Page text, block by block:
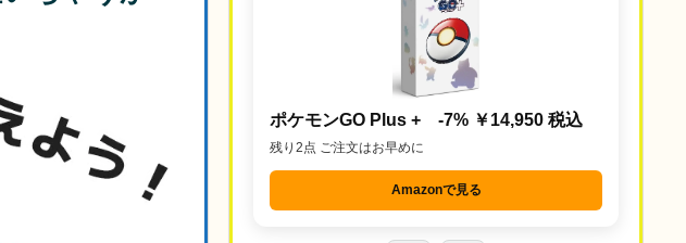
ポケモンGO Plus + -7% ￥14,950 税込
残り2点 ご注文はお早めに
Amazonで見る